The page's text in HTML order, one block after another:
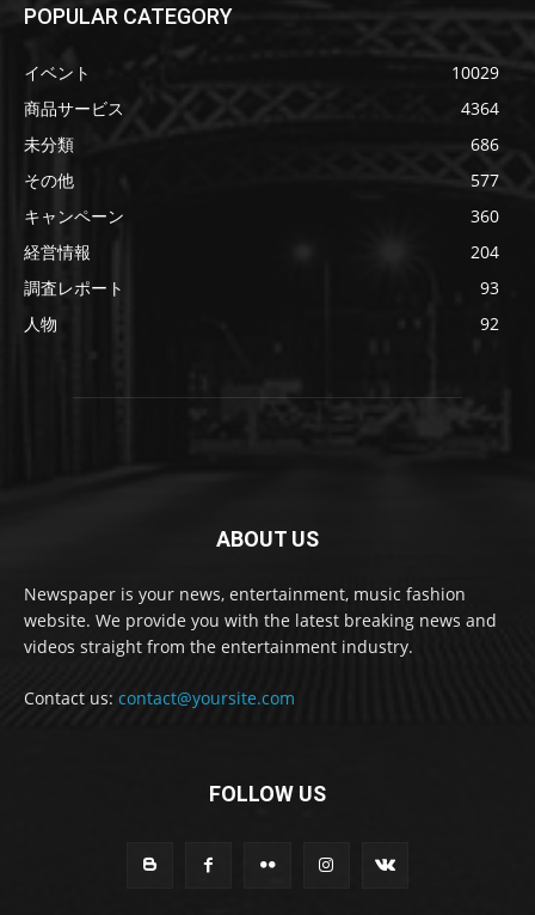
POPULAR CATEGORY
イベント
10029
商品サービス
4364
未分類
686
その他
577
キャンペーン
360
経営情報
204
調査レポート
93
人物
92
ABOUT US
Newspaper is your news, entertainment, music fashion
website. We provide you with the latest breaking news and
videos straight from the entertainment industry.
Contact us: contact@yoursite.com
FOLLOW US